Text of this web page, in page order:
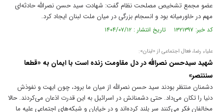
عضو مجمع تشخیص مصلحت نظام گفت: شهادت سید حسن نصرالله حادثه‌ای
مهم در خاورمیانه بود و انسجام بزرگی در میان ملت لبنان ایجاد کرد.
کد خبر: ۱۳۲۱۳۹۷ تاریخ انتشار : ۱۴۰۴/۰۷/۱۲
علیاء رضا، فعال اجتماعی از «لبنان»:
شهید سیدحسن نصرالله در دل مقاومت زنده است با ایمان به «قطعا
سننتصر»
دشمنان منتظر بودند سید حسن نصرالله از میان ما برود، چون ابهت و نفوذش
دنیا را تکان می‌داد. حتی دشمنانش در اسرائیل به این قدرت اذعان می‌کردند. حالا
مخالفان فکر می‌کنند سر بلند کرده‌اند و در خیابان و شبکه‌های اجتماعی علیه ما